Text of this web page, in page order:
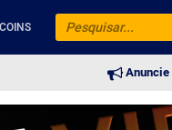
Anuncie